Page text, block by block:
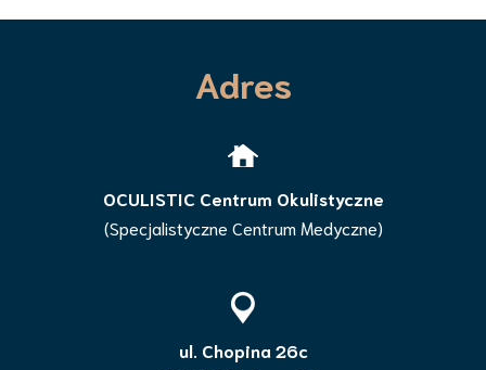
Adres
OCULISTIC Centrum Okulistyczne
(Specjalistyczne Centrum Medyczne)
ul. Chopina 26c